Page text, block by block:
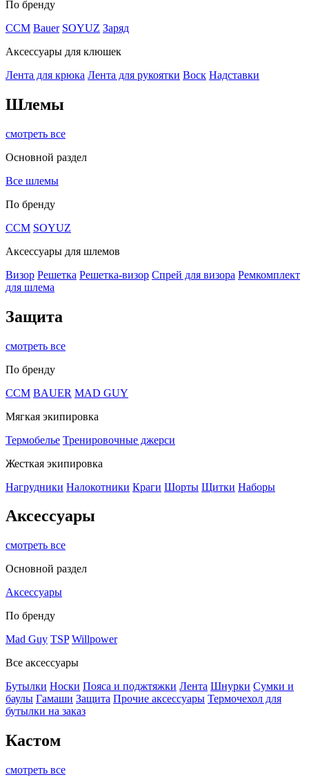
По бренду
CCM Bauer SOYUZ Заряд
Аксессуары для клюшек
Лента для крюка Лента для рукоятки Воск Надставки
Шлемы
смотреть все
Основной раздел
Все шлемы
По бренду
CCM SOYUZ
Аксессуары для шлемов
Визор Решетка Решетка-визор Спрей для визора Ремкомплект
для шлема
Защита
смотреть все
По бренду
CCM BAUER MAD GUY
Мягкая экипировка
Термобелье Тренировочные джерси
Жесткая экипировка
Нагрудники Налокотники Краги Шорты Щитки Наборы
Аксессуары
смотреть все
Основной раздел
Аксессуары
По бренду
Mad Guy TSP Willpower
Все аксессуары
Бутылки Носки Пояса и поджтяжки Лента Шнурки Сумки и
баулы Гамаши Защита Прочие аксессуары Термочехол для
бутылки на заказ
Кастом
смотреть все